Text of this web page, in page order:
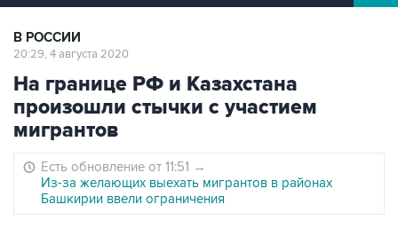
В РОССИИ
20:29, 4 августа 2020
На границе РФ и Казахстана
произошли стычки с участием
мигрантов
Есть обновление от 11:51 →
Из-за желающих выехать мигрантов в районах
Башкирии ввели ограничения